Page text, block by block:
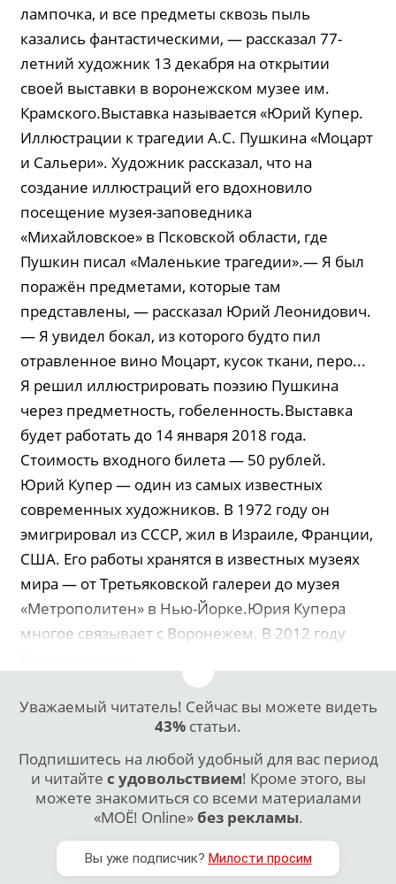
лампочка, и все предметы сквозь пыль
казались фантастическими, — рассказал 77-
летний художник 13 декабря на открытии
своей выставки в воронежском музее им.
Крамского.Выставка называется «Юрий Купер.
Иллюстрации к трагедии А.С. Пушкина «Моцарт
и Сальери». Художник рассказал, что на
создание иллюстраций его вдохновило
посещение музея-заповедника
«Михайловское» в Псковской области, где
Пушкин писал «Маленькие трагедии».— Я был
поражён предметами, которые там
представлены, — рассказал Юрий Леонидович.
— Я увидел бокал, из которого будто пил
отравленное вино Моцарт, кусок ткани, перо...
Я решил иллюстрировать поэзию Пушкина
через предметность, гобеленность.Выставка
будет работать до 14 января 2018 года.
Стоимость входного билета — 50 рублей.
Юрий Купер — один из самых известных
современных художников. В 1972 году он
эмигрировал из СССР, жил в Израиле, Франции,
США. Его работы хранятся в известных музеях
мира — от Третьяковской галереи до музея
«Метрополитен» в Нью-Йорке.Юрия Купера
многое связывает с Воронежем. В 2012 году
Уважаемый читатель! Сейчас вы можете видеть
43% статьи.
Подпишитесь на любой удобный для вас период
и читайте с удовольствием! Кроме этого, вы
можете знакомиться со всеми материалами
«МОЁ! Online»без рекламы.
Вы уже подписчик? Милости просим